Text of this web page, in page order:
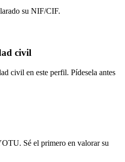
su NIF/CIF.
civil
civil en este perfil. Pídesela antes
Sé el primero en valorar su